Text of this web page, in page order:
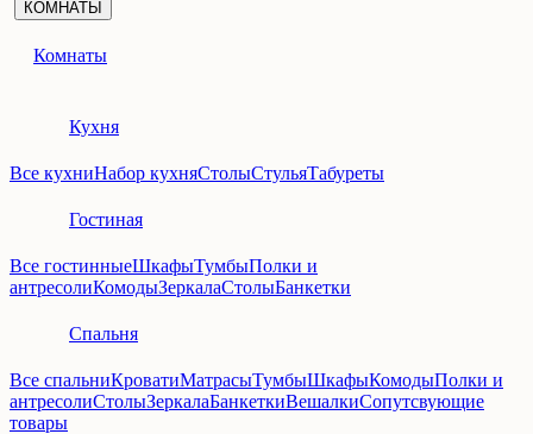
КОМНАТЫ
Комнаты
Кухня
Все кухниНабор кухняСтолыСтульяТабуреты
Гостиная
Все гостинныеШкафыТумбыПолки и
антресолиКомодыЗеркалаСтолыБанкетки
Спальня
Все спальниКроватиМатрасыТумбыШкафыКомодыПолки и
антресолиСтолыЗеркалаБанкеткиВешалкиСопутсвующие
товары